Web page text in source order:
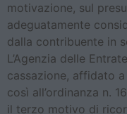
motivazione, sul
adeguatamente
dalla contribuente in
L’Agenzia delle
cassazione, affidato
così all’ordinanza n.
il terzo motivo di